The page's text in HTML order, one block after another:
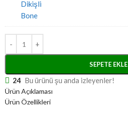
Fırfırlı
Dikişli
Bone
SEPETE EKLE
24 Bu ürünü şu anda izleyenler!
Ürün Açıklaması
Ürün Özellikleri